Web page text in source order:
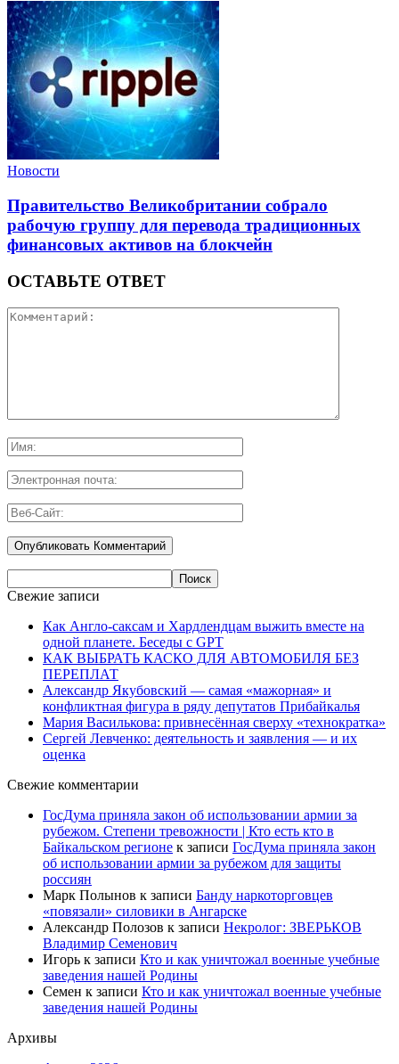
Новости
Правительство Великобритании собрало
рабочую группу для перевода традиционных
финансовых активов на блокчейн
ОСТАВЬТЕ ОТВЕТ
Свежие записи
Как Англо-саксам и Хардлендцам выжить вместе на
одной планете. Беседы с GPT
КАК ВЫБРАТЬ КАСКО ДЛЯ АВТОМОБИЛЯ БЕЗ
ПЕРЕПЛАТ
Александр Якубовский — самая «мажорная» и
конфликтная фигура в ряду депутатов Прибайкалья
Мария Василькова: привнесённая сверху «технократка»
Сергей Левченко: деятельность и заявления — и их
оценка
Свежие комментарии
ГосДума приняла закон об использовании армии за
рубежом. Степени тревожности | Кто есть кто в
Байкальском регионе к записи ГосДума приняла закон
об использовании армии за рубежом для защиты
россиян
Марк Полынов к записи Банду наркоторговцев
«повязали» силовики в Ангарске
Александр Полозов к записи Некролог: ЗВЕРЬКОВ
Владимир Семенович
Игорь к записи Кто и как уничтожал военные учебные
заведения нашей Родины
Семен к записи Кто и как уничтожал военные учебные
заведения нашей Родины
Архивы